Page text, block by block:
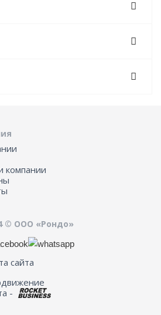
компании
© ООО «Рондо»
сайта
-